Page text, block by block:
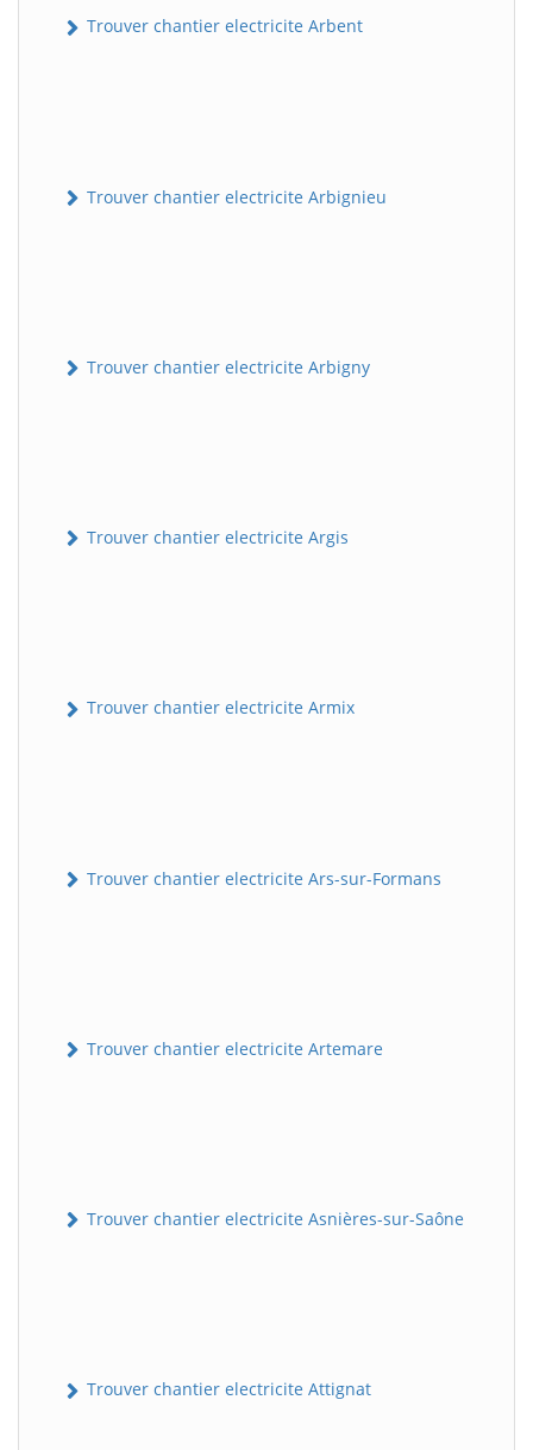
Trouver chantier electricite Arbent
Trouver chantier electricite Arbignieu
Trouver chantier electricite Arbigny
Trouver chantier electricite Argis
Trouver chantier electricite Armix
Trouver chantier electricite Ars-sur-Formans
Trouver chantier electricite Artemare
Trouver chantier electricite Asnières-sur-Saône
Trouver chantier electricite Attignat